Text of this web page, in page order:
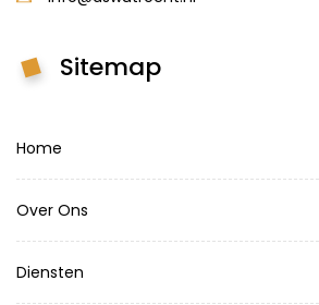
Sitemap
Home
Over Ons
Diensten